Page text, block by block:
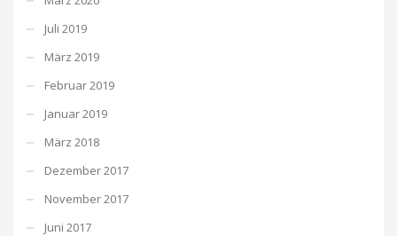
Juli 2019
März 2019
Februar 2019
Januar 2019
März 2018
Dezember 2017
November 2017
Juni 2017